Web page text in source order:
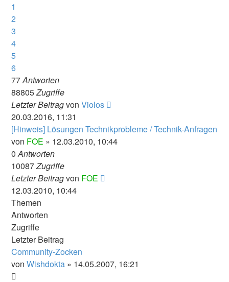
1
2
3
4
5
6
77Antworten
88805Zugriffe
Letzter BeitragvonViolos
20.03.2016, 11:31
[Hinweis] Lösungen Technikprobleme / Technik-Anfragen
von FOE » 12.03.2010, 10:44
0Antworten
10087Zugriffe
Letzter Beitragvon FOE
12.03.2010, 10:44
Themen
Antworten
Zugriffe
Letzter Beitrag
Community-Zocken
vonWishdokta » 14.05.2007, 16:21